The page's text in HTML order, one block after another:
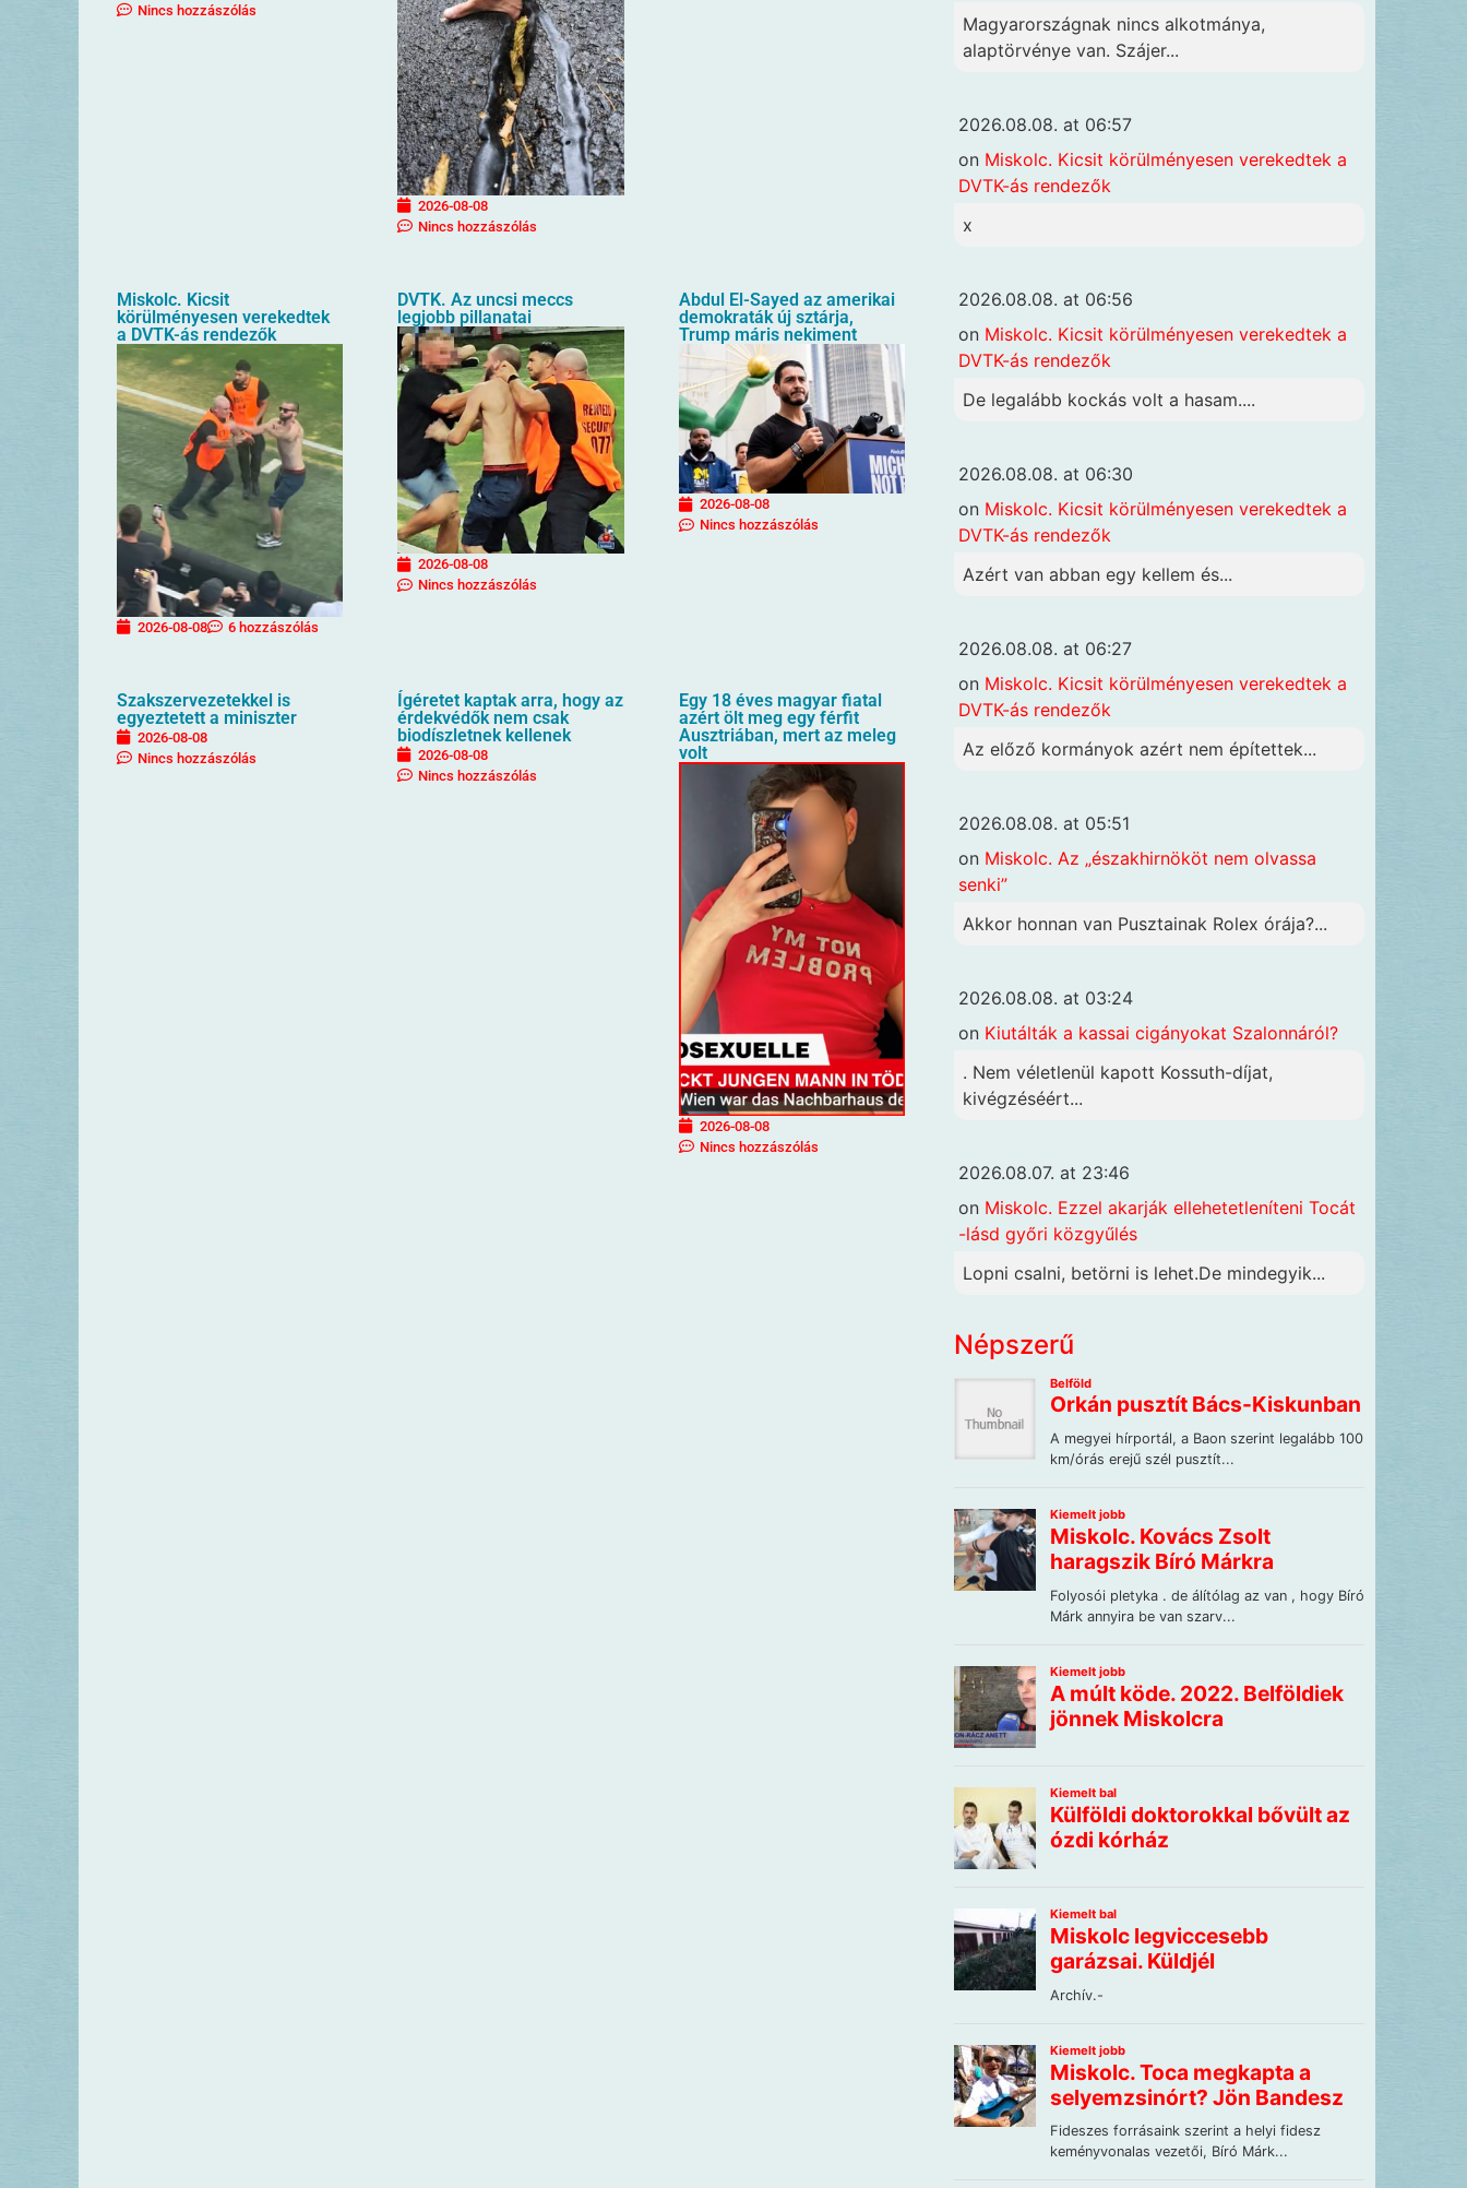
Nincs hozzászólás
2026-08-08
Nincs hozzászólás
Miskolc. Kicsit
körülményesen verekedtek
a DVTK-ás rendezők
2026-08-08 6 hozzászólás
DVTK. Az uncsi meccs
legjobb pillanatai
2026-08-08
Nincs hozzászólás
Abdul El-Sayed az amerikai
demokraták új sztárja,
Trump máris nekiment
2026-08-08
Nincs hozzászólás
Szakszervezetekkel is
egyeztetett a miniszter
2026-08-08
Nincs hozzászólás
Ígéretet kaptak arra, hogy az
érdekvédők nem csak
biodíszletnek kellenek
2026-08-08
Nincs hozzászólás
Egy 18 éves magyar fiatal
azért ölt meg egy férfit
Ausztriában, mert az meleg
volt
2026-08-08
Nincs hozzászólás
Magyarországnak nincs alkotmánya,
alaptörvénye van. Szájer...
2026.08.08. at 06:57
on Miskolc. Kicsit körülményesen verekedtek a
DVTK-ás rendezők
x
2026.08.08. at 06:56
on Miskolc. Kicsit körülményesen verekedtek a
DVTK-ás rendezők
De legalább kockás volt a hasam....
2026.08.08. at 06:30
on Miskolc. Kicsit körülményesen verekedtek a
DVTK-ás rendezők
Azért van abban egy kellem és...
2026.08.08. at 06:27
on Miskolc. Kicsit körülményesen verekedtek a
DVTK-ás rendezők
Az előző kormányok azért nem építettek...
2026.08.08. at 05:51
on Miskolc. Az „északhirnököt nem olvassa
senki”
Akkor honnan van Pusztainak Rolex órája?...
2026.08.08. at 03:24
on Kiutálták a kassai cigányokat Szalonnáról?
. Nem véletlenül kapott Kossuth-díjat,
kivégzéséért...
2026.08.07. at 23:46
on Miskolc. Ezzel akarják ellehetetleníteni Tocát
-lásd győri közgyűlés
Lopni csalni, betörni is lehet.De mindegyik...
Népszerű